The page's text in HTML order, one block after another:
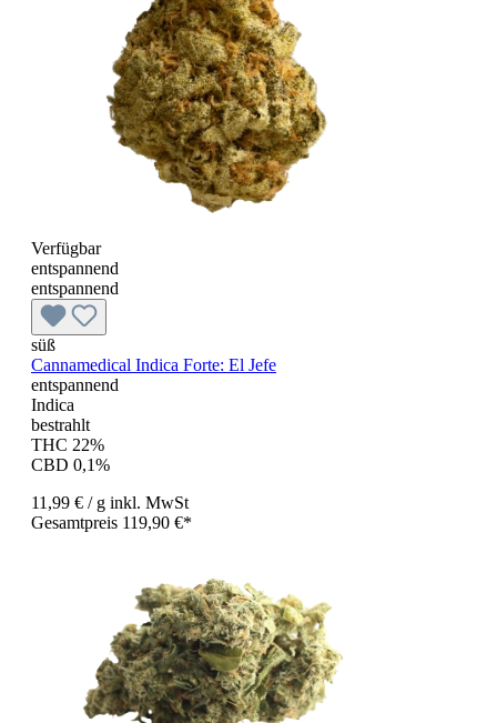
Verfügbar
entspannend
entspannend
süß
Cannamedical Indica Forte: El Jefe
entspannend
Indica
bestrahlt
THC 22%
CBD 0,1%
11,99 € / g inkl. MwSt
Gesamtpreis 119,90 €*